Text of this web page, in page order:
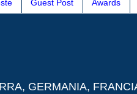
Guest Post Awards
GERMANIA,